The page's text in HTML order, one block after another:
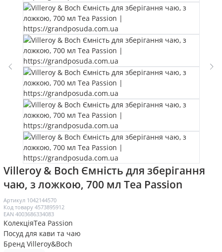
Villeroy & Boch Ємність для зберігання
чаю, з ложкою, 700 мл Tea Passion
Артикул 1042144570
Код товару 4573895912
EAN 4003686334083
КолекціяTea Passion
Посуд для кави та чаю
Бренд Villeroy&Boch